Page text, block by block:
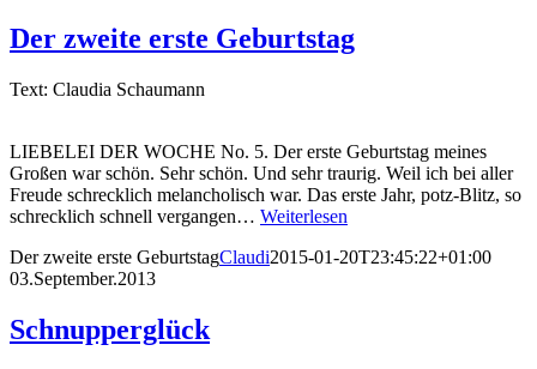
Der zweite erste Geburtstag
Text: Claudia Schaumann
LIEBELEI DER WOCHE No. 5. Der erste Geburtstag meines
Großen war schön. Sehr schön. Und sehr traurig. Weil ich bei aller
Freude schrecklich melancholisch war. Das erste Jahr, potz-Blitz, so
schrecklich schnell vergangen… Weiterlesen
Der zweite erste GeburtstagClaudi2015-01-20T23:45:22+01:00
03.September.2013
Schnupperglück